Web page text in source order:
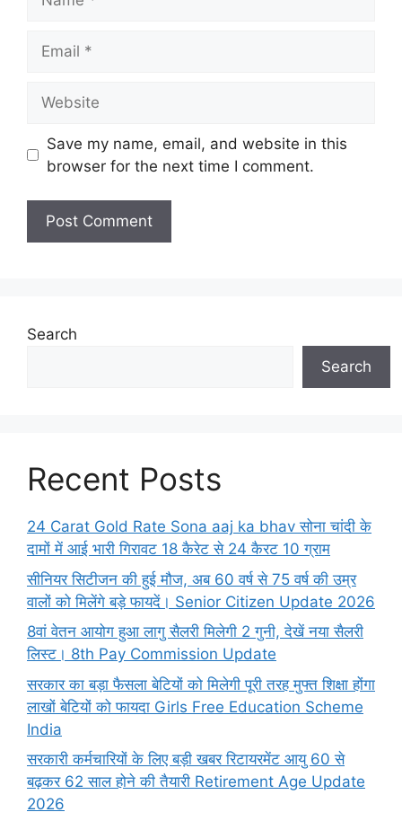
Save my name, email, and website in this
browser for the next time I comment.
Search
Search
Recent Posts
24 Carat Gold Rate Sona aaj ka bhav सोना चांदी के
दामों में आई भारी गिरावट 18 कैरेट से 24 कैरट 10 ग्राम
सीनियर सिटीजन की हुई मौज, अब 60 वर्ष से 75 वर्ष की उम्र
वालों को मिलेंगे बड़े फायदें। Senior Citizen Update 2026
8वां वेतन आयोग हुआ लागु सैलरी मिलेगी 2 गुनी, देखें नया सैलरी
लिस्ट। 8th Pay Commission Update
सरकार का बड़ा फैसला बेटियों को मिलेगी पूरी तरह मुफ्त शिक्षा होंगा
लाखों बेटियों को फायदा Girls Free Education Scheme
India
सरकारी कर्मचारियों के लिए बड़ी खबर रिटायरमेंट आयु 60 से
बढ़कर 62 साल होने की तैयारी Retirement Age Update
2026